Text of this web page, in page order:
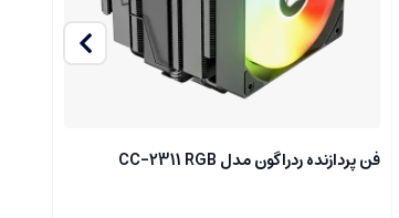
فن پردازنده ردراگون مدل CC-2311 RGB